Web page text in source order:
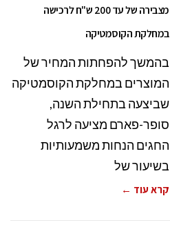
מצבירה של עד 200 ש"ח לרכישה
במחלקת הקוסמטיקה
בהמשך להפחתות המחיר של
המוצרים במחלקת הקוסמטיקה
שביצעה בתחילת השנה,
סופר-פארם מציעה לרגל
החגים הנחות משמעותיות
בשיעור של
קרא עוד ←